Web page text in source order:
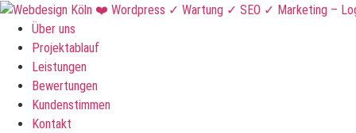
Über uns
Projektablauf
Leistungen
Bewertungen
Kundenstimmen
Kontakt